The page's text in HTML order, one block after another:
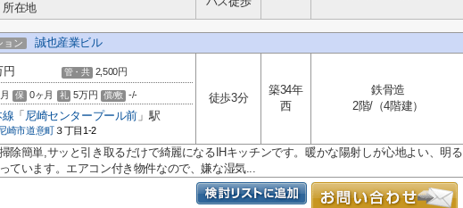
在地
ョン 誠也産業ビル
円 管・共 2,500円
保 0ヶ月 礼 5万円 償/敷 -/-
線 「 尼崎センタープール前 」駅
崎市道意町 ３丁目1-2
徒歩3分
築34年
西
鉄骨造
2階/（4階建）
除簡単,サッと引き取るだけで綺麗になるIHキッチンです。暖かな陽射しが心地よい、明る
ています。エアコン付き物件なので、嫌な湿気...